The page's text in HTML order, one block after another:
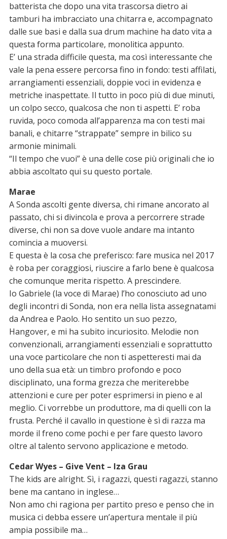
batterista che dopo una vita trascorsa dietro ai
tamburi ha imbracciato una chitarra e, accompagnato
dalle sue basi e dalla sua drum machine ha dato vita a
questa forma particolare, monolitica appunto.
E’ una strada difficile questa, ma così interessante che
vale la pena essere percorsa fino in fondo: testi affilati,
arrangiamenti essenziali, doppie voci in evidenza e
metriche inaspettate. Il tutto in poco più di due minuti,
un colpo secco, qualcosa che non ti aspetti. E’ roba
ruvida, poco comoda all’apparenza ma con testi mai
banali, e chitarre “strappate” sempre in bilico su
armonie minimali.
“Il tempo che vuoi” è una delle cose più originali che io
abbia ascoltato qui su questo portale.
Marae
A Sonda ascolti gente diversa, chi rimane ancorato al
passato, chi si divincola e prova a percorrere strade
diverse, chi non sa dove vuole andare ma intanto
comincia a muoversi.
E questa è la cosa che preferisco: fare musica nel 2017
è roba per coraggiosi, riuscire a farlo bene è qualcosa
che comunque merita rispetto. A prescindere.
Io Gabriele (la voce di Marae) l’ho conosciuto ad uno
degli incontri di Sonda, non era nella lista assegnatami
da Andrea e Paolo. Ho sentito un suo pezzo,
Hangover, e mi ha subito incuriosito. Melodie non
convenzionali, arrangiamenti essenziali e soprattutto
una voce particolare che non ti aspetteresti mai da
uno della sua età: un timbro profondo e poco
disciplinato, una forma grezza che meriterebbe
attenzioni e cure per poter esprimersi in pieno e al
meglio. Ci vorrebbe un produttore, ma di quelli con la
frusta. Perché il cavallo in questione è sì di razza ma
morde il freno come pochi e per fare questo lavoro
oltre al talento servono applicazione e metodo.
Cedar Wyes – Give Vent – Iza Grau
The kids are alright. Sì, i ragazzi, questi ragazzi, stanno
bene ma cantano in inglese…
Non amo chi ragiona per partito preso e penso che in
musica ci debba essere un’apertura mentale il più
ampia possibile ma…